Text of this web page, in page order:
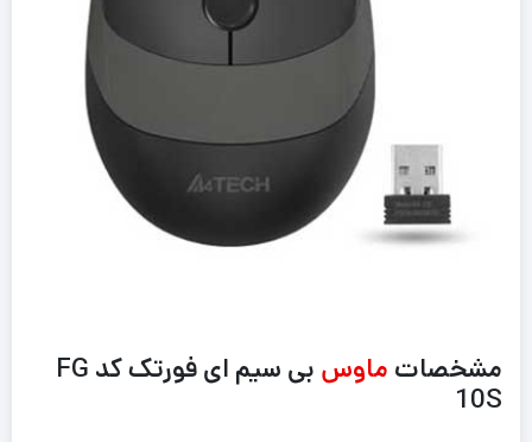
مشخصات ماوس
بی سیم ای فورتک کد FG
10S